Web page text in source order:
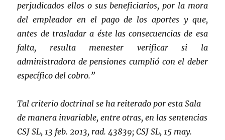
perjudicados ellos o sus beneficiarios, por la mora
del empleador en el pago de los aportes y que,
antes de trasladar a éste las consecuencias de esa
falta, resulta menester verificar si la
administradora de pensiones cumplió con el deber
específico del cobro.”
Tal criterio doctrinal se ha reiterado por esta Sala
de manera invariable, entre otras, en las sentencias
CSJ SL, 13 feb. 2013, rad. 43839; CSJ SL, 15 may.